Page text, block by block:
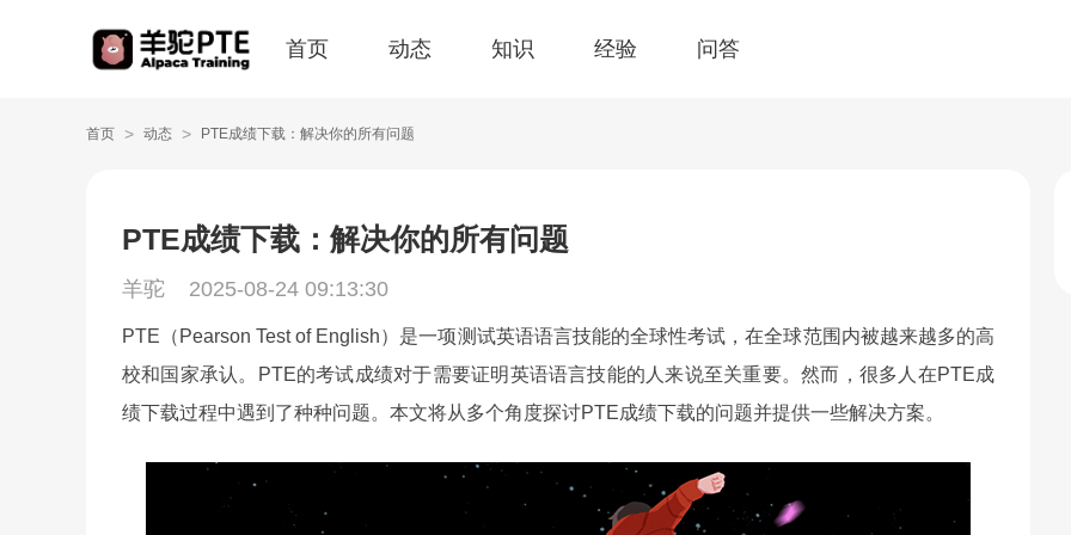
首页 动态 知识 经验 问答
首页 > 动态 > PTE成绩下载：解决你的所有问题
PTE成绩下载：解决你的所有问题
羊驼 2025-08-24 09:13:30
PTE（Pearson Test of English）是一项测试英语语言技能的全球性考试，在全球范围内被越来越多的高
校和国家承认。PTE的考试成绩对于需要证明英语语言技能的人来说至关重要。然而，很多人在PTE成
绩下载过程中遇到了种种问题。本文将从多个角度探讨PTE成绩下载的问题并提供一些解决方案。